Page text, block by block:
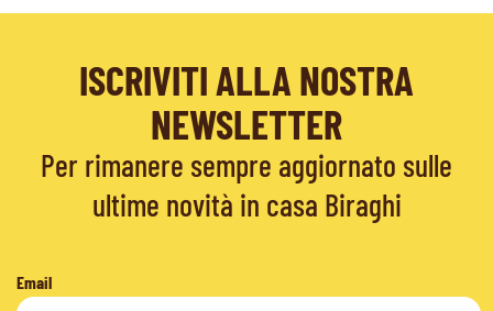
ISCRIVITI ALLA NOSTRA
NEWSLETTER
Per rimanere sempre aggiornato sulle
ultime novità in casa Biraghi
Email